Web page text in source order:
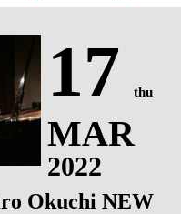
17 thu
MAR
2022
Okuchi NEW